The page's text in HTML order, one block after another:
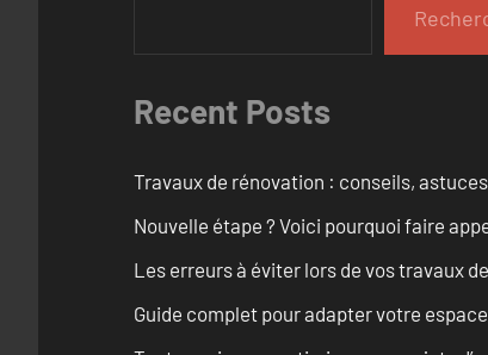
Recent Posts
Travaux de rénovation : conseils,
Nouvelle étape ? Voici pourquoi faire
Les erreurs à éviter lors de vos travaux
Guide complet pour adapter votre